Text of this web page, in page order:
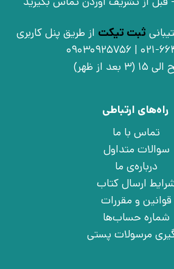
ثبت تیکت از طریق پنل کاربری
راه‌های ارتباطی
تماس با ما
سوالات متداول
درباره‌ی ما
ارسال کتاب
قوانین و مقررات
شماره حساب‌ها
مرسولات پستی